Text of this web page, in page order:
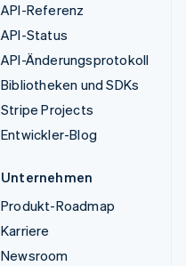
API-Referenz
API-Status
API-Änderungsprotokoll
Bibliotheken und SDKs
Stripe Projects
Entwickler-Blog
Unternehmen
Produkt-Roadmap
Karriere
Newsroom